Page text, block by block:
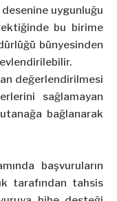
desenine uygunluğu
bu birime
bünyesinden
değerlendirilmesi
sağlamayan
bağlanarak
başvuruların
tarafından tahsis